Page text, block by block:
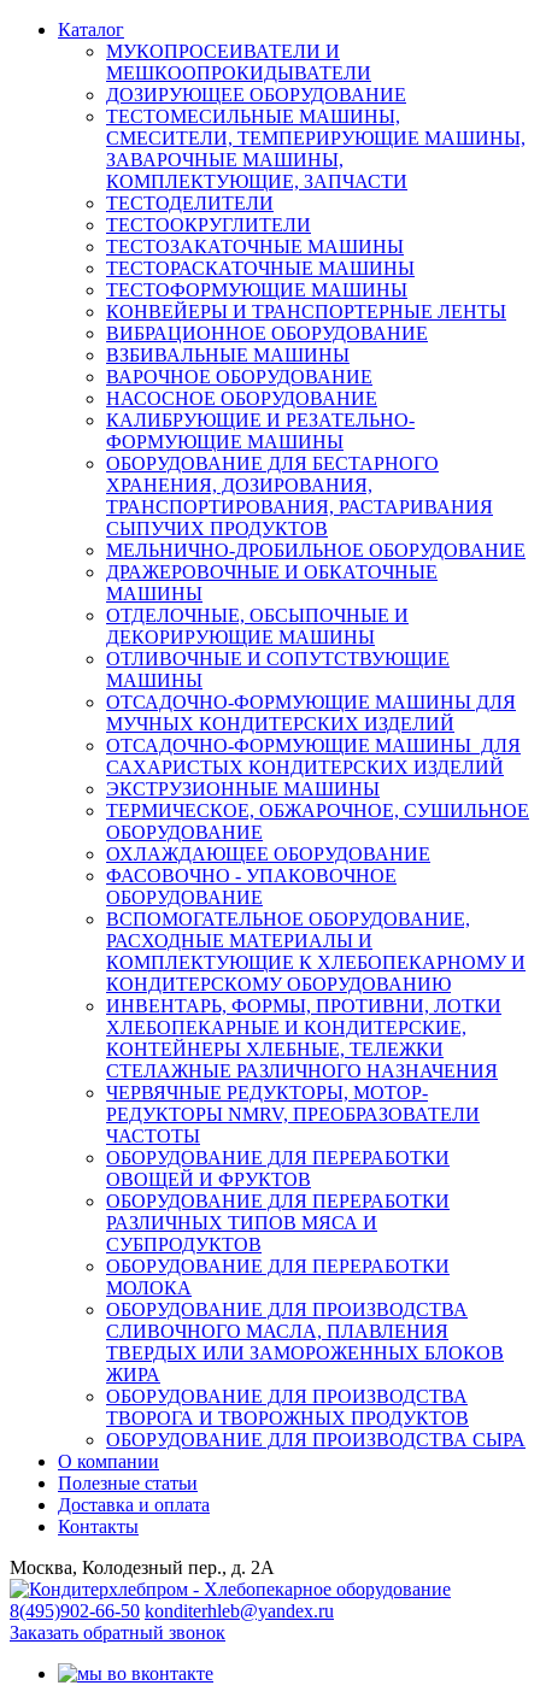
Каталог
МУКОПРОСЕИВАТЕЛИ И
МЕШКООПРОКИДЫВАТЕЛИ
ДОЗИРУЮЩЕЕ ОБОРУДОВАНИЕ
ТЕСТОМЕСИЛЬНЫЕ МАШИНЫ,
СМЕСИТЕЛИ, ТЕМПЕРИРУЮЩИЕ МАШИНЫ,
ЗАВАРОЧНЫЕ МАШИНЫ,
КОМПЛЕКТУЮЩИЕ, ЗАПЧАСТИ
ТЕСТОДЕЛИТЕЛИ
ТЕСТООКРУГЛИТЕЛИ
ТЕСТОЗАКАТОЧНЫЕ МАШИНЫ
ТЕСТОРАСКАТОЧНЫЕ МАШИНЫ
ТЕСТОФОРМУЮЩИЕ МАШИНЫ
КОНВЕЙЕРЫ И ТРАНСПОРТЕРНЫЕ ЛЕНТЫ
ВИБРАЦИОННОЕ ОБОРУДОВАНИЕ
ВЗБИВАЛЬНЫЕ МАШИНЫ
ВАРОЧНОЕ ОБОРУДОВАНИЕ
НАСОСНОЕ ОБОРУДОВАНИЕ
КАЛИБРУЮЩИЕ И РЕЗАТЕЛЬНО-
ФОРМУЮЩИЕ МАШИНЫ
ОБОРУДОВАНИЕ ДЛЯ БЕСТАРНОГО
ХРАНЕНИЯ, ДОЗИРОВАНИЯ,
ТРАНСПОРТИРОВАНИЯ, РАСТАРИВАНИЯ
СЫПУЧИХ ПРОДУКТОВ
МЕЛЬНИЧНО-ДРОБИЛЬНОЕ ОБОРУДОВАНИЕ
ДРАЖЕРОВОЧНЫЕ И ОБКАТОЧНЫЕ
МАШИНЫ
ОТДЕЛОЧНЫЕ, ОБСЫПОЧНЫЕ И
ДЕКОРИРУЮЩИЕ МАШИНЫ
ОТЛИВОЧНЫЕ И СОПУТСТВУЮЩИЕ
МАШИНЫ
ОТСАДОЧНО-ФОРМУЮЩИЕ МАШИНЫ ДЛЯ
МУЧНЫХ КОНДИТЕРСКИХ ИЗДЕЛИЙ
ОТСАДОЧНО-ФОРМУЮЩИЕ МАШИНЫ ДЛЯ
САХАРИСТЫХ КОНДИТЕРСКИХ ИЗДЕЛИЙ
ЭКСТРУЗИОННЫЕ МАШИНЫ
ТЕРМИЧЕСКОЕ, ОБЖАРОЧНОЕ, СУШИЛЬНОЕ
ОБОРУДОВАНИЕ
ОХЛАЖДАЮЩЕЕ ОБОРУДОВАНИЕ
ФАСОВОЧНО - УПАКОВОЧНОЕ
ОБОРУДОВАНИЕ
ВСПОМОГАТЕЛЬНОЕ ОБОРУДОВАНИЕ,
РАСХОДНЫЕ МАТЕРИАЛЫ И
КОМПЛЕКТУЮЩИЕ К ХЛЕБОПЕКАРНОМУ И
КОНДИТЕРСКОМУ ОБОРУДОВАНИЮ
ИНВЕНТАРЬ, ФОРМЫ, ПРОТИВНИ, ЛОТКИ
ХЛЕБОПЕКАРНЫЕ И КОНДИТЕРСКИЕ,
КОНТЕЙНЕРЫ ХЛЕБНЫЕ, ТЕЛЕЖКИ
СТЕЛАЖНЫЕ РАЗЛИЧНОГО НАЗНАЧЕНИЯ
ЧЕРВЯЧНЫЕ РЕДУКТОРЫ, МОТОР-
РЕДУКТОРЫ NMRV, ПРЕОБРАЗОВАТЕЛИ
ЧАСТОТЫ
ОБОРУДОВАНИЕ ДЛЯ ПЕРЕРАБОТКИ
ОВОЩЕЙ И ФРУКТОВ
ОБОРУДОВАНИЕ ДЛЯ ПЕРЕРАБОТКИ
РАЗЛИЧНЫХ ТИПОВ МЯСА И
СУБПРОДУКТОВ
ОБОРУДОВАНИЕ ДЛЯ ПЕРЕРАБОТКИ
МОЛОКА
ОБОРУДОВАНИЕ ДЛЯ ПРОИЗВОДСТВА
СЛИВОЧНОГО МАСЛА, ПЛАВЛЕНИЯ
ТВЕРДЫХ ИЛИ ЗАМОРОЖЕННЫХ БЛОКОВ
ЖИРА
ОБОРУДОВАНИЕ ДЛЯ ПРОИЗВОДСТВА
ТВОРОГА И ТВОРОЖНЫХ ПРОДУКТОВ
ОБОРУДОВАНИЕ ДЛЯ ПРОИЗВОДСТВА СЫРА
О компании
Полезные статьи
Доставка и оплата
Контакты
Москва, Колодезный пер., д. 2А
8(495)902-66-50 konditerhleb@yandex.ru
Заказать обратный звонок